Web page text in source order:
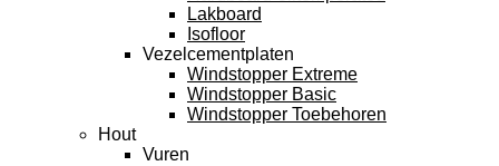
Lakboard
Isofloor
Vezelcementplaten
Windstopper Extreme
Windstopper Basic
Windstopper Toebehoren
Hout
Vuren